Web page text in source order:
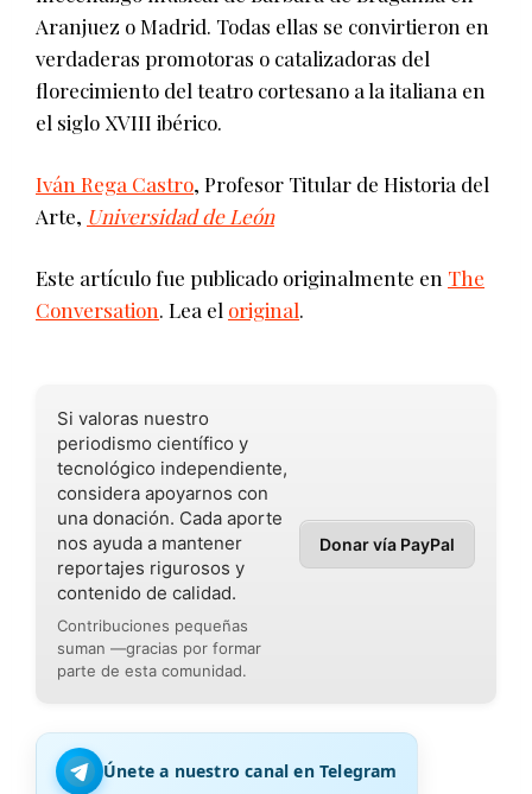
Aranjuez o Madrid. Todas ellas se convirtieron en
verdaderas promotoras o catalizadoras del
florecimiento del teatro cortesano a la italiana en
el siglo XVIII ibérico.
Iván Rega Castro, Profesor Titular de Historia del
Arte, Universidad de León
Este artículo fue publicado originalmente en The
Conversation. Lea el original.
Si valoras nuestro
periodismo científico y
tecnológico independiente,
considera apoyarnos con
una donación. Cada aporte
nos ayuda a mantener
reportajes rigurosos y
contenido de calidad.
Contribuciones pequeñas
suman —gracias por formar
parte de esta comunidad.
Donar vía PayPal
Únete a nuestro canal en Telegram